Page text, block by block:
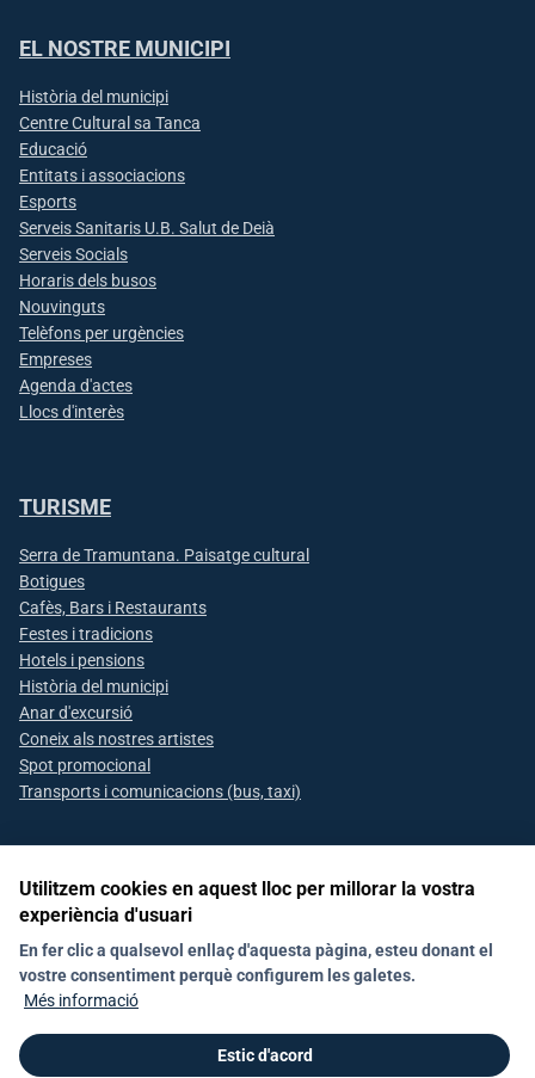
EL NOSTRE MUNICIPI
Història del municipi
Centre Cultural sa Tanca
Educació
Entitats i associacions
Esports
Serveis Sanitaris U.B. Salut de Deià
Serveis Socials
Horaris dels busos
Nouvinguts
Telèfons per urgències
Empreses
Agenda d'actes
Llocs d'interès
TURISME
Serra de Tramuntana. Paisatge cultural
Botigues
Cafès, Bars i Restaurants
Festes i tradicions
Hotels i pensions
Història del municipi
Anar d'excursió
Coneix als nostres artistes
Spot promocional
Transports i comunicacions (bus, taxi)
Segueix-nos a les xarxes socials
Política de privacitat
Política de galetes (Cookies)
Utilitzem cookies en aquest lloc per millorar la vostra
experiència d'usuari
En fer clic a qualsevol enllaç d'aquesta pàgina, esteu donant el
vostre consentiment perquè configurem les galetes.
Més informació
Estic d'acord